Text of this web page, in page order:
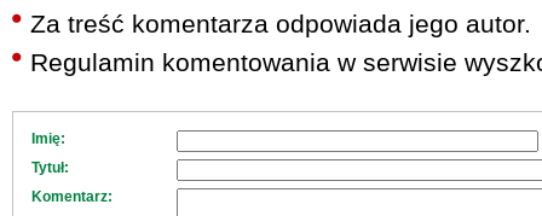
Za treść komentarza odpowiada jego autor.
Regulamin komentowania w serwisie
Imię:
Tytuł:
Komentarz: